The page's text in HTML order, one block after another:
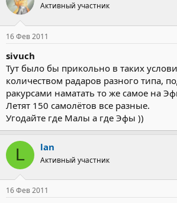
Активный участник
16 Фев 2011
sivuch
Тут было бы прикольно в таких
количеством радаров разного типа,
ракурсами наматать то же самое на
Летят 150 самолётов все разные.
Угодайте где Малы а где Эфы ))
L lan
Активный участник
16 Фев 2011